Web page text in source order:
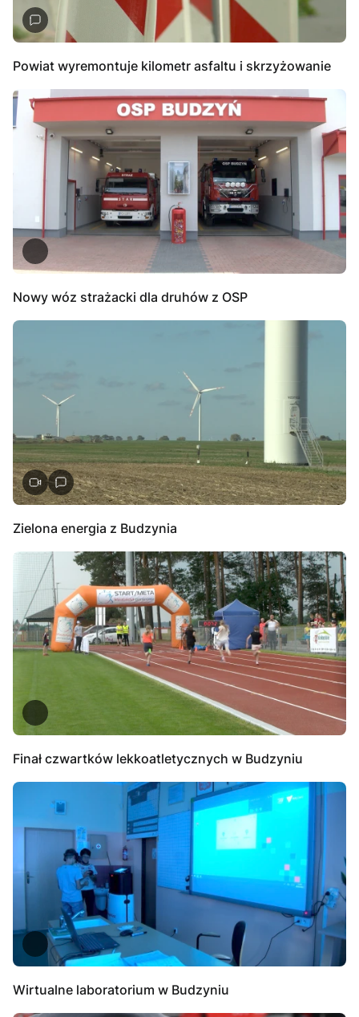
Powiat wyremontuje kilometr asfaltu i skrzyżowanie
Nowy wóz strażacki dla druhów z OSP
Zielona energia z Budzynia
Finał czwartków lekkoatletycznych w Budzyniu
Wirtualne laboratorium w Budzyniu